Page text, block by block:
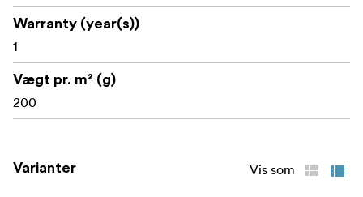
Warranty (year(s))
1
Vægt pr. m² (g)
200
Varianter Vis som